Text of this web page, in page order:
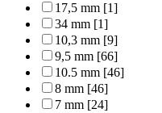
17,5 mm [1]
34 mm [1]
10,3 mm [9]
9,5 mm [66]
10.5 mm [46]
8 mm [46]
7 mm [24]